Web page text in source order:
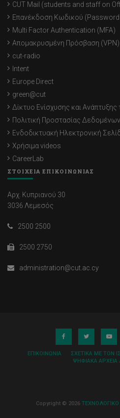
CUT Mail (students and staff on
Επανέκδοση Κωδικού (Password
Multi Factor Authentication (MFA)
Απομακρυσμένη Πρόσβαση (VPN)
cut-radio
Intent
Europe Direct
green@cut
Δίκτυο Ενίσχυσης και
Πολιτική Προστασίας
Ενδοδικτυακή Ηλεκτρονική
Χρήσιμα videos
CareerLab
ΣΤΟΙΧΕΙΑ ΕΠΙΚΟΙΝΩΝΙΑΣ
Αρχ. Κυπριανού 30
3036 Λεμεσός
2500 2500
2500 2750
administration@cut.ac.cy
ΕΠΙΚΟΙΝΩΝΊΑ ΣΧΕΤΙΚΆ ΜΕ ΤΟΝ
ΨΗΦΙΑΚΆ
Copyright © 2026